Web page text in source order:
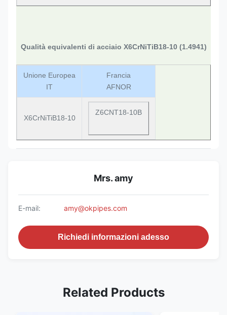
Qualità equivalenti di acciaio X6CrNiTiB18-10 (1.4941)
Unione Europea
IT
Francia
AFNOR
X6CrNiTiB18-10
Z6CNT18-10B
Mrs. amy
E-mail: amy@okpipes.com
Richiedi informazioni adesso
Related Products